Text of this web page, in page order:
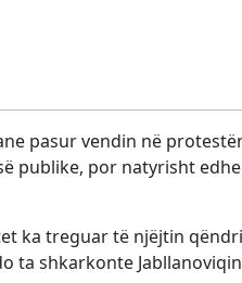
pasur vendin në
publike, por natyrisht
ka treguar të njëjtin
ta shkarkonte